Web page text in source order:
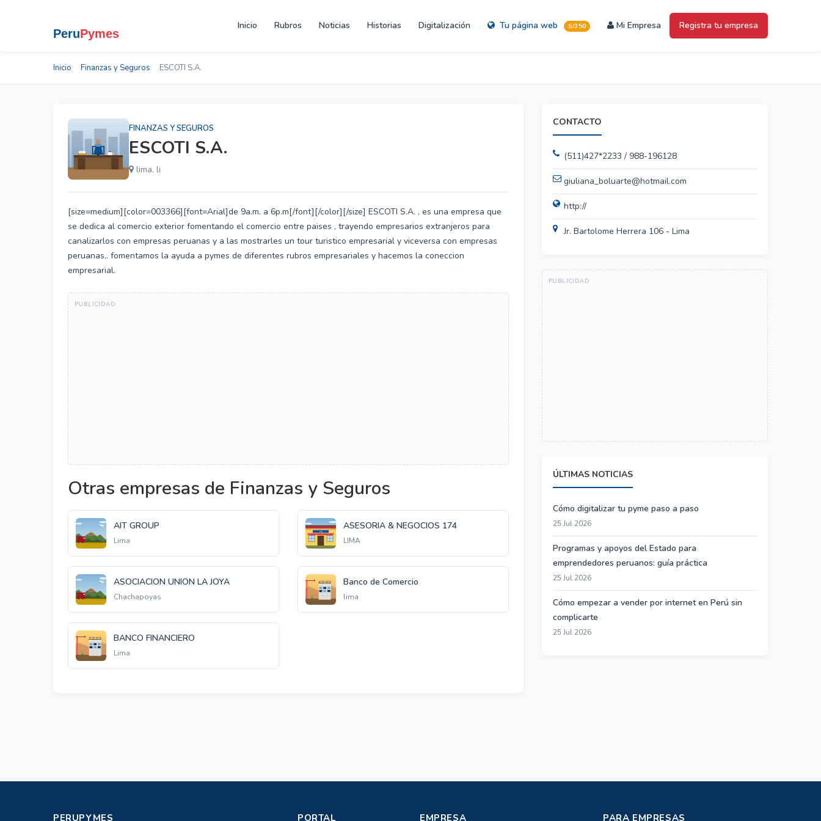
Inicio Rubros Noticias Historias Digitalización Tu página web S/350 Mi Empresa Registra tu empresa
Inicio Finanzas y Seguros ESCOTI S.A.
FINANZAS Y SEGUROS
ESCOTI S.A.
lima, li
[size=medium][color=003366][font=Arial]de 9a.m. a 6p.m[/font][/color][/size] ESCOTI S.A. , es una empresa que
se dedica al comercio exterior fomentando el comercio entre paises , trayendo empresarios extranjeros para
canalizarlos con empresas peruanas y a las mostrarles un tour turistico empresarial y viceversa con empresas
peruanas,. fomentamos la ayuda a pymes de diferentes rubros empresariales y hacemos la coneccion
empresarial.
Otras empresas de Finanzas y Seguros
AIT GROUP
Lima
ASESORIA & NEGOCIOS 174
LIMA
ASOCIACION UNION LA JOYA
Chachapoyas
Banco de Comercio
lima
BANCO FINANCIERO
Lima
CONTACTO
(511)427*2233 / 988-196128
giuliana_boluarte@hotmail.com
http://
Jr. Bartolome Herrera 106 - Lima
ÚLTIMAS NOTICIAS
Cómo digitalizar tu pyme paso a paso
25 Jul 2026
Programas y apoyos del Estado para
emprendedores peruanos: guía práctica
25 Jul 2026
Cómo empezar a vender por internet en Perú sin
complicarte
25 Jul 2026
PERUPYMES PORTAL EMPRESA PARA EMPRESAS